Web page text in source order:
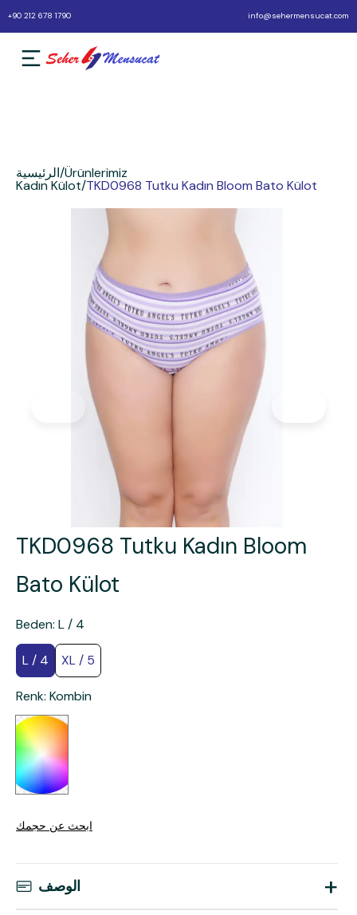
+90 212 678 1790 info@sehermensucat.com
الرئيسية/Ürünlerimiz
Kadın Külot/TKD0968 Tutku Kadın Bloom Bato Külot
TKD0968 Tutku Kadın Bloom
Bato Külot
Beden: L / 4
L / 4 XL / 5
Renk: Kombin
ابحث عن حجمك
الوصف +